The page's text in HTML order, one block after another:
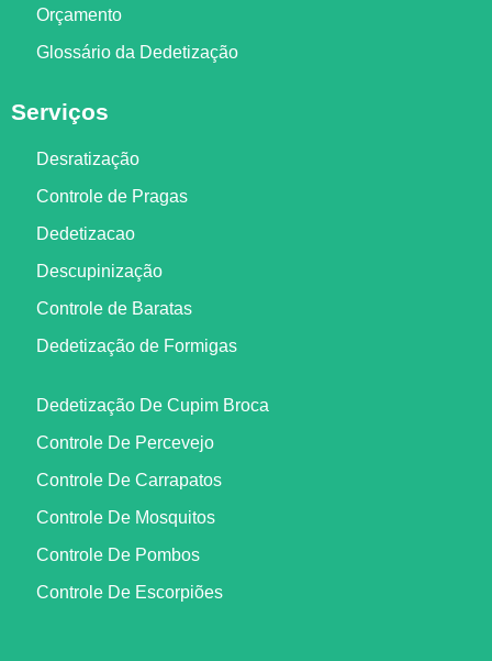
Orçamento
Glossário da Dedetização
Serviços
Desratização
Controle de Pragas
Dedetizacao
Descupinização
Controle de Baratas
Dedetização de Formigas
Dedetização De Cupim Broca
Controle De Percevejo
Controle De Carrapatos
Controle De Mosquitos
Controle De Pombos
Controle De Escorpiões